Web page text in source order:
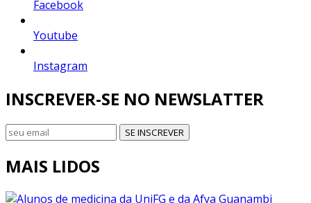
Facebook
Youtube
Instagram
INSCREVER-SE NO NEWSLATTER
SE INSCREVER
MAIS LIDOS